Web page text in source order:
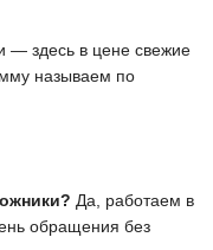
— здесь в цене свежие
называем по
Да, работаем в
обращения без